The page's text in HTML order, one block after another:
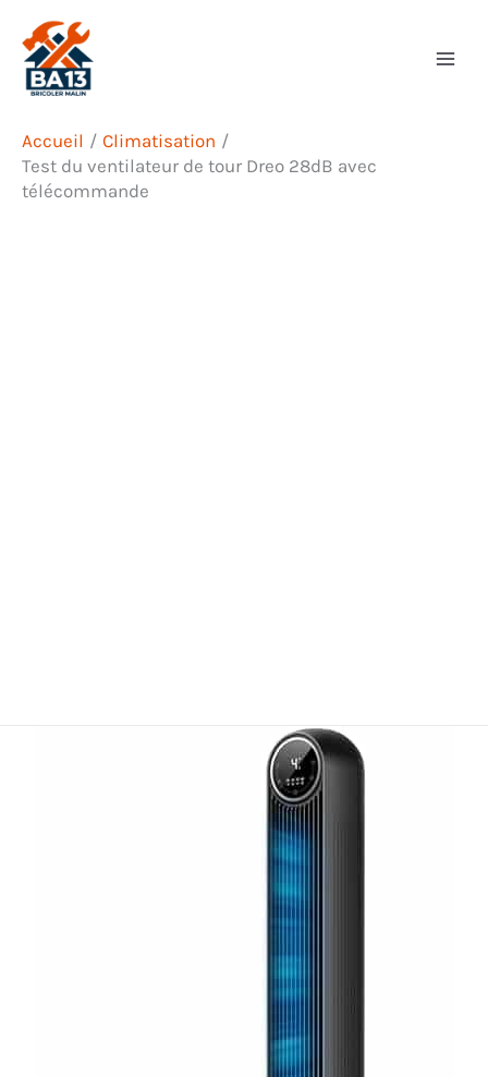
contenu
Accueil
Climatisation
Test du ventilateur de tour Dreo 28dB avec
télécommande
Rechercher